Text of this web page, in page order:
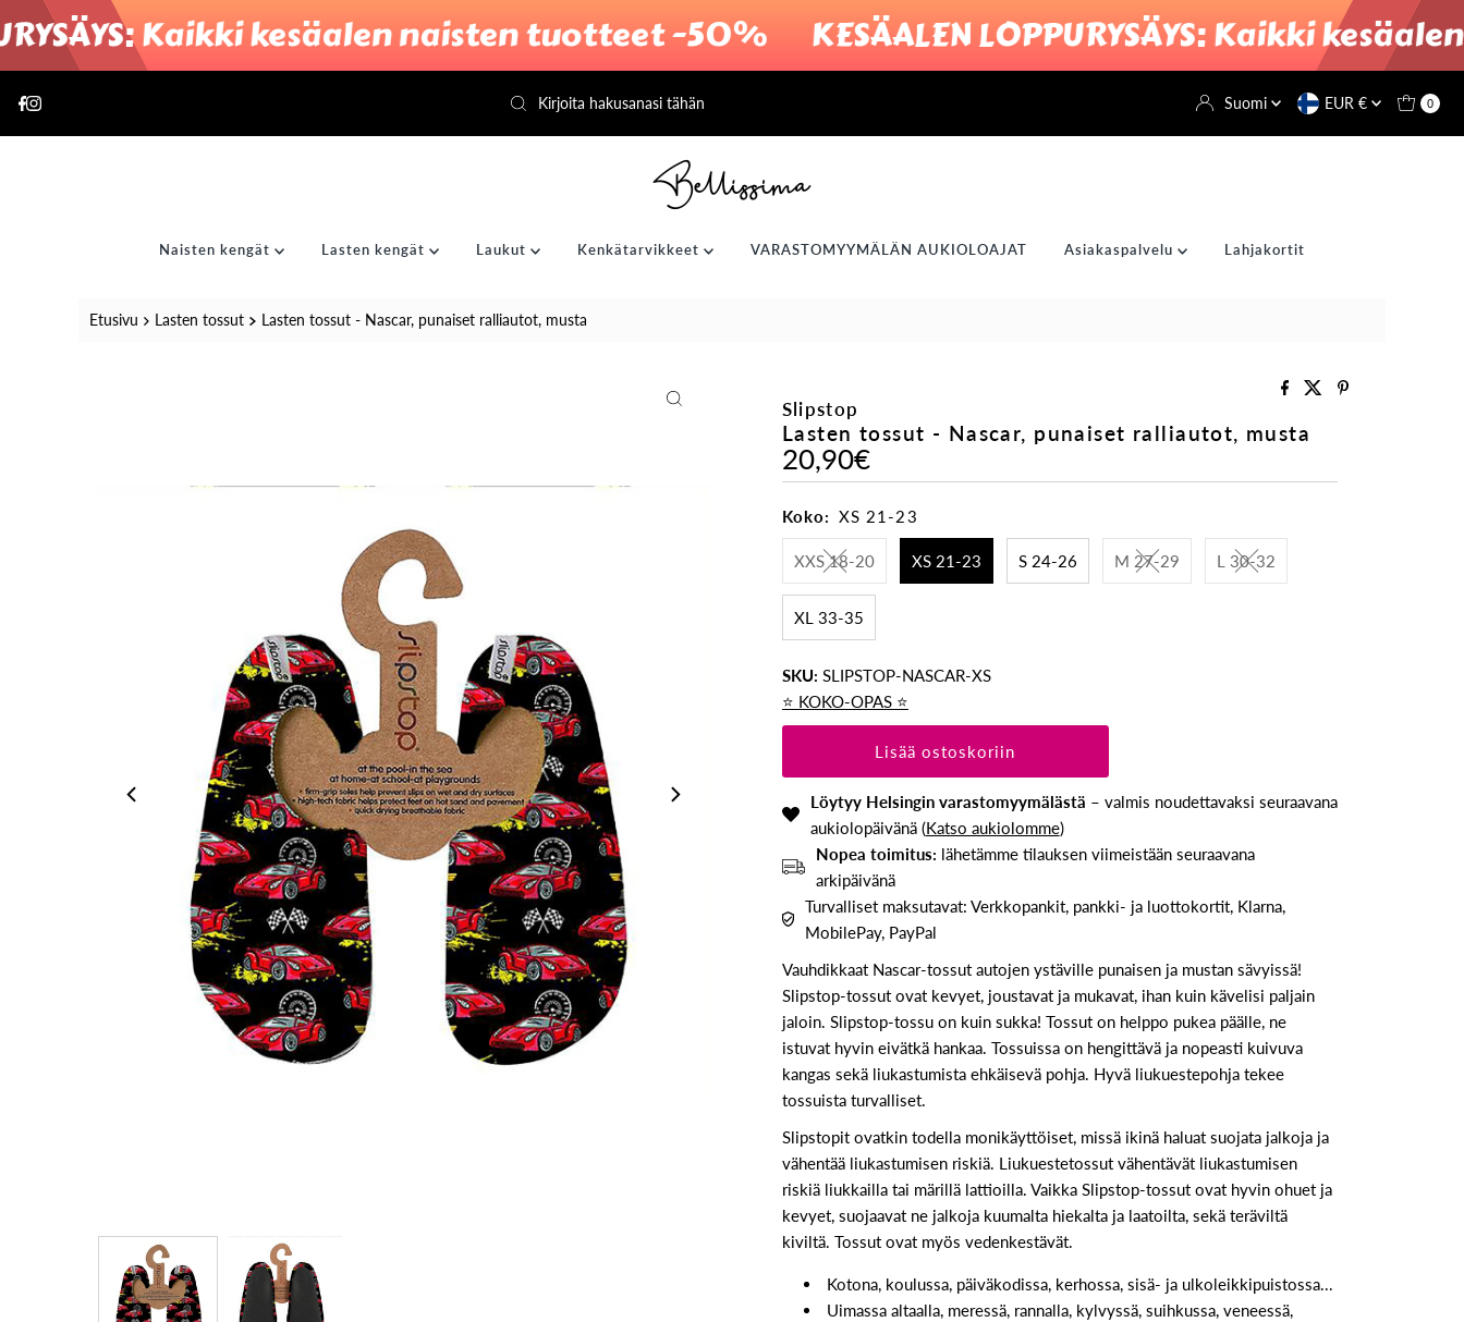
Kaikki kesäalen naisten tuotteet -50% KESÄALEN LOPPURYSÄYS: Kaikki
Translation missing: fi.accessibility.skip_to_text Suomi EUR € 0
Naisten kengät Lasten kengät Laukut Kenkätarvikkeet VARASTOMYYMÄLÄN AUKIOLOAJAT Asiakaspalvelu Lahjakortit
Etusivu Lasten tossut Lasten tossut - Nascar, punaiset ralliautot, musta
Slipstop
Lasten tossut - Nascar, punaiset ralliautot, musta
20,90€
Koko: XS 21-23
XXS 18-20 XS 21-23 S 24-26 M 27-29 L 30-32
XL 33-35
SKU: SLIPSTOP-NASCAR-XS
⭐️ KOKO-OPAS ⭐️
Löytyy Helsingin varastomyymälästä – valmis noudettavaksi seuraavana
aukiolopäivänä (Katso aukiolomme)
Nopea toimitus: lähetämme tilauksen viimeistään seuraavana
arkipäivänä
Turvalliset maksutavat: Verkkopankit, pankki- ja luottokortit, Klarna,
MobilePay, PayPal
Vauhdikkaat Nascar-tossut autojen ystäville punaisen ja mustan sävyissä!
Slipstop-tossut ovat kevyet, joustavat ja mukavat, ihan kuin kävelisi paljain
jaloin. Slipstop-tossu on kuin sukka! Tossut on helppo pukea päälle, ne
istuvat hyvin eivätkä hankaa. Tossuissa on hengittävä ja nopeasti kuivuva
kangas sekä liukastumista ehkäisevä pohja. Hyvä liukuestepohja tekee
tossuista turvalliset.
Slipstopit ovatkin todella monikäyttöiset, missä ikinä haluat suojata jalkoja ja
vähentää liukastumisen riskiä. Liukuestetossut vähentävät liukastumisen
riskiä liukkailla tai märillä lattioilla. Vaikka Slipstop-tossut ovat hyvin ohuet ja
kevyet, suojaavat ne jalkoja kuumalta hiekalta ja laatoilta, sekä teräviltä
kiviltä. Tossut ovat myös vedenkestävät.
Kotona, koulussa, päiväkodissa, kerhossa, sisä- ja ulkoleikkipuistossa...
Uimassa altaalla, meressä, rannalla, kylvyssä, suihkussa, veneessä,